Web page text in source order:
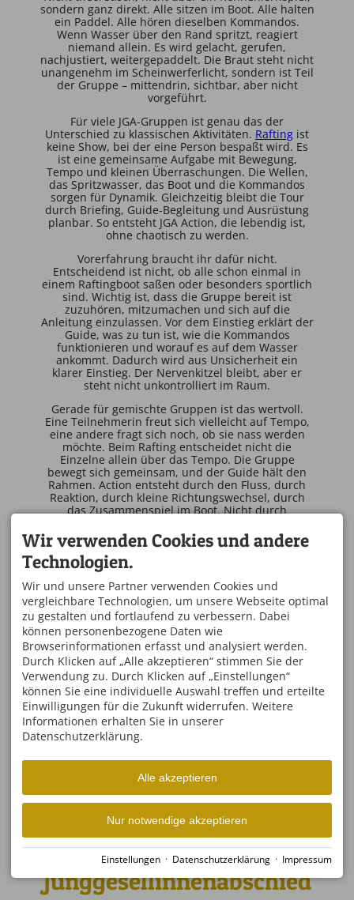
sondern ganz direkt. Alle sitzen im Boot. Alle halten
ein Paddel. Alle hören dieselben Kommandos.
Wenn Wasser über den Rand spritzt, reagiert
niemand allein. Es wird gelacht, gerufen,
nachjustiert, weitergepaddelt. Die Braut steht nicht
unangenehm im Scheinwerferlicht, sondern ist Teil
der Gruppe – mittendrin, sichtbar, aber nicht
vorgeführt.
Für viele JGA-Gruppen ist genau das der
Unterschied zu klassischen Aktivitäten. Rafting ist
keine Show, bei der eine Person bespaßt wird. Es
ist eine gemeinsame Aufgabe mit Bewegung,
Tempo und kleinen Überraschungen. Die Wellen,
das Spritzwasser, das Boot und die Kommandos
sorgen für Dynamik. Gleichzeitig bleibt die Tour
durch Briefing, Guide-Begleitung und Ausrüstung
planbar. So entsteht JGA Action, die lebendig ist,
ohne chaotisch zu werden.
Vorerfahrung braucht ihr dafür nicht.
Entscheidend ist nicht, ob alle schon einmal in
einem Raftingboot saßen oder besonders sportlich
sind. Wichtig ist, dass die Gruppe bereit ist
zuzuhören, mitzumachen und sich auf die
Anleitung einzulassen. Vor dem Einstieg erklärt der
Guide, was zu tun ist, wie die Kommandos
funktionieren und worauf es auf dem Wasser
ankommt. Dadurch wird aus Unsicherheit ein
klarer Einstieg. Der Nervenkitzel bleibt, aber er
steht nicht unkontrolliert im Raum.
Gerade für gemischte Gruppen ist das wertvoll.
Eine Teilnehmerin freut sich vielleicht auf Tempo,
eine andere fragt sich noch, ob sie nass werden
möchte. Beim Rafting entscheidet nicht die
Einzelne allein über das Tempo. Die Gruppe
bewegt sich gemeinsam, und der Guide hält den
Rahmen. Action entsteht durch den Fluss, durch
Reaktion, durch kleine Richtungswechsel, durch
das Zusammenspiel im Boot. Nicht durch
Das ist auch für die Braut angenehmer. Ein JGA soll
überraschen, aber nicht beschämen. Rafting bringt
Aufregung in den Tag, ohne dass peinliche
Pflichtspiele nötig sind. Es gibt genug Anlass für
Fotos, Gespräche und Erinnerungen, aber niemand
muss eine Rolle spielen, die nicht zu ihr passt.
Nach der Tour bleiben oft gerade die einfachen
Szenen hängen: nasse Haare, breite Grinsen, eine
Gruppe, die beim Aussteigen plötzlich mehr
gemeinsam hat als vorher.
Beim Outdoorzentrum Allgäu greifen dafür
mehrere Bausteine ineinander: Tour, Ausrüstung,
Sicherheitsbriefing, Guides und die Abläufe an der
Station. Für euch bedeutet das weniger
Improvisation und mehr Konzentration auf den
eigentlichen Tag. Gerade bei einem JGA, bei dem
Anreise, Gruppengröße, Erwartungen und vielleicht
noch ein Abendprogramm zusammenkommen, ist
diese Struktur mehr wert als die nächste Dekoidee.
Junggesellinnenabschied
Wir verwenden Cookies und andere
Technologien.
Wir und unsere Partner verwenden Cookies und
vergleichbare Technologien, um unsere Webseite optimal
zu gestalten und fortlaufend zu verbessern. Dabei
können personenbezogene Daten wie
Browserinformationen erfasst und analysiert werden.
Durch Klicken auf „Alle akzeptieren“ stimmen Sie der
Verwendung zu. Durch Klicken auf „Einstellungen“
können Sie eine individuelle Auswahl treffen und erteilte
Einwilligungen für die Zukunft widerrufen. Weitere
Informationen erhalten Sie in unserer
Datenschutzerklärung.
Alle akzeptieren
Nur notwendige akzeptieren
Einstellungen · Datenschutzerklärung · Impressum